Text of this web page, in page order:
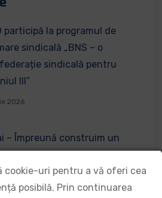
participă la programul de
sindicală „BNS – o
sindicală pentru
III”
2026
– Împreună construim un
2026
uri pentru a vă oferi cea
posibilă. Prin continuarea